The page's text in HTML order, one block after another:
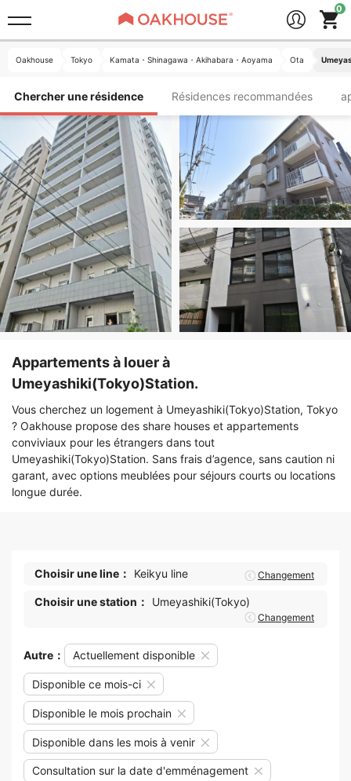
Oakhouse Tokyo Kamata・Shinagawa・Akihabara・Aoyama Ota
Chercher une résidence Résidences recommandées
Appartements à louer à
Umeyashiki(Tokyo)Station.
Vous cherchez un logement à Umeyashiki(Tokyo)Station, Tokyo
? Oakhouse propose des share houses et appartements
conviviaux pour les étrangers dans tout
Umeyashiki(Tokyo)Station. Sans frais d’agence, sans caution ni
garant, avec options meublées pour séjours courts ou locations
longue durée.
Choisir une line： Keikyu line Changement
Choisir une station： Umeyashiki(Tokyo)
Changement
Autre： Actuellement disponible
Disponible ce mois-ci
Disponible le mois prochain
Disponible dans les mois à venir
Consultation sur la date d'emménagement